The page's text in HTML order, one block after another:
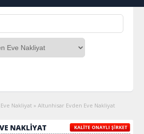
Nakliyat » Altunhisar Evden Eve Nakliyat